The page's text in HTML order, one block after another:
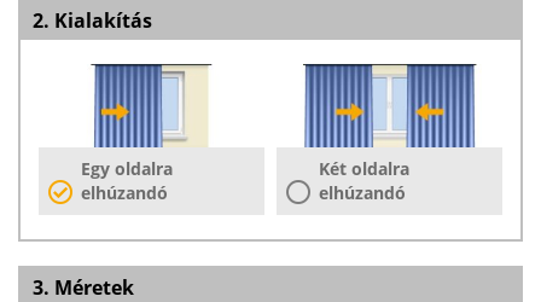
2. Kialakítás
Egy oldalra
elhúzandó
Két oldalra
elhúzandó
3. Méretek